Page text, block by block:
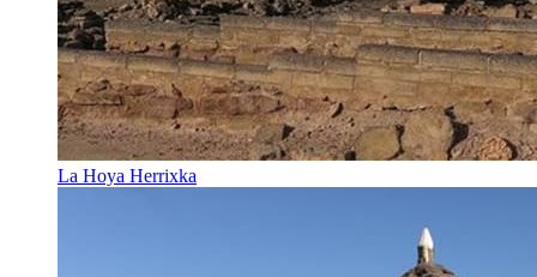
La Hoya Herrixka